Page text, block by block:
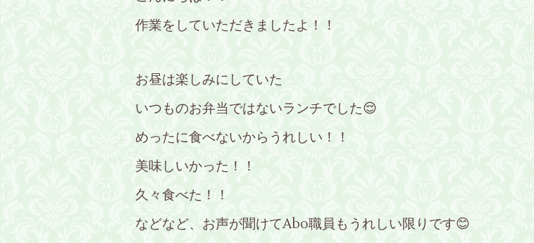
作業をしていただきましたよ！！
お昼は楽しみにしていた
いつものお弁当ではないランチでした😌
めったに食べないからうれしい！！
美味しいかった！！
久々食べた！！
などなど、お声が聞けてAbo職員もうれしい限りです😊